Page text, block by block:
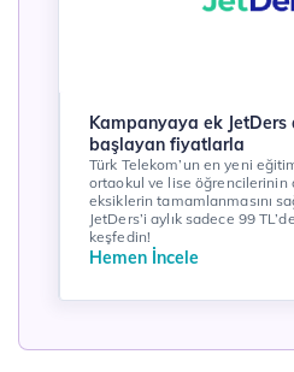
Kampanyaya ek JetDers
başlayan fiyatlarla
Türk Telekom’un en yeni
ortaokul ve lise öğrencilerinin
eksiklerin tamamlanmasını
JetDers’i aylık sadece 99
keşfedin!
Hemen İncele